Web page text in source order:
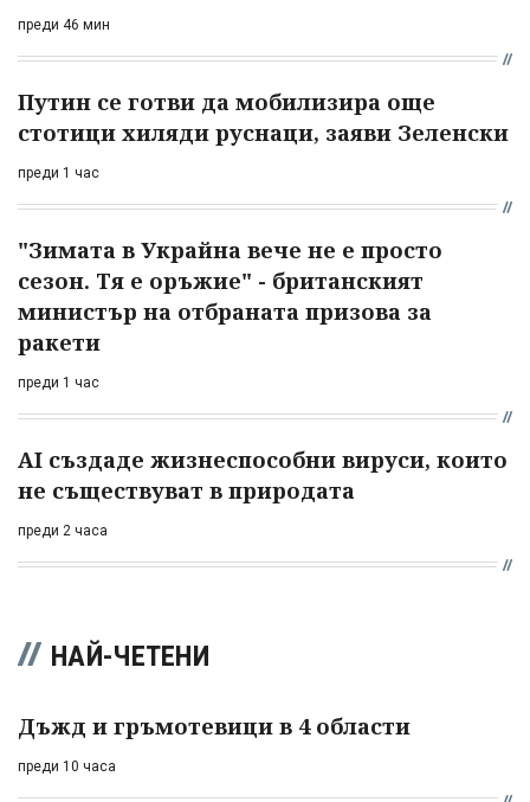
преди 46 мин
Путин се готви да мобилизира още
стотици хиляди руснаци, заяви Зеленски
преди 1 час
"Зимата в Украйна вече не е просто
сезон. Тя е оръжие" - британският
министър на отбраната призова за
ракети
преди 1 час
AI създаде жизнеспособни вируси, които
не съществуват в природата
преди 2 часа
НАЙ-ЧЕТЕНИ
Дъжд и гръмотевици в 4 области
преди 10 часа